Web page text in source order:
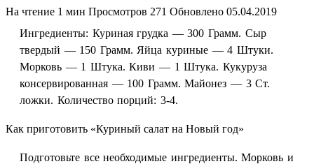
На чтение 1 мин Просмотров 271 Обновлено 05.04.2019
Ингредиенты: Куриная грудка — 300 Грамм. Сыр
твердый — 150 Грамм. Яйца куриные — 4 Штуки.
Морковь — 1 Штука. Киви — 1 Штука. Кукуруза
консервированная — 100 Грамм. Майонез — 3 Ст.
ложки. Количество порций: 3-4.
Как приготовить «Куриный салат на Новый год»
Подготовьте все необходимые ингредиенты. Морковь и